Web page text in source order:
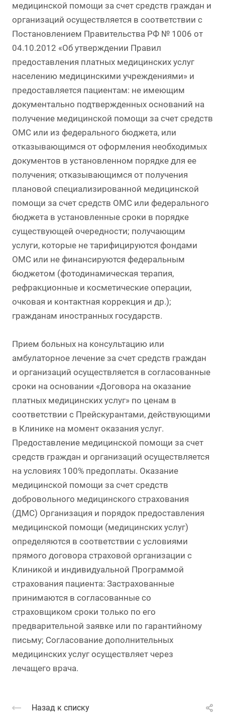
медицинской помощи за счет средств граждан и
организаций осуществляется в соответствии с
Постановлением Правительства РФ № 1006 от
04.10.2012 «Об утверждении Правил
предоставления платных медицинских услуг
населению медицинскими учреждениями» и
предоставляется пациентам: не имеющим
документально подтвержденных оснований на
получение медицинской помощи за счет средств
ОМС или из федерального бюджета, или
отказывающимся от оформления необходимых
документов в установленном порядке для ее
получения; отказывающимся от получения
плановой специализированной медицинской
помощи за счет средств ОМС или федерального
бюджета в установленные сроки в порядке
существующей очередности; получающим
услуги, которые не тарифицируются фондами
ОМС или не финансируются федеральным
бюджетом (фотодинамическая терапия,
рефракционные и косметические операции,
очковая и контактная коррекция и др.);
гражданам иностранных государств.
Прием больных на консультацию или
амбулаторное лечение за счет средств граждан
и организаций осуществляется в согласованные
сроки на основании «Договора на оказание
платных медицинских услуг» по ценам в
соответствии с Прейскурантами, действующими
в Клинике на момент оказания услуг.
Предоставление медицинской помощи за счет
средств граждан и организаций осуществляется
на условиях 100% предоплаты. Оказание
медицинской помощи за счет средств
добровольного медицинского страхования
(ДМС) Организация и порядок предоставления
медицинской помощи (медицинских услуг)
определяются в соответствии с условиями
прямого договора страховой организации с
Клиникой и индивидуальной Программой
страхования пациента: Застрахованные
принимаются в согласованные со
страховщиком сроки только по его
предварительной заявке или по гарантийному
письму; Согласование дополнительных
медицинских услуг осуществляет через
лечащего врача.
Назад к списку